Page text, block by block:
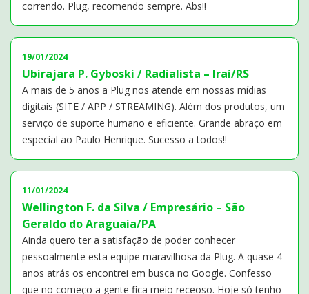
correndo. Plug, recomendo sempre. Abs!!
19/01/2024
Ubirajara P. Gyboski / Radialista – Iraí/RS
A mais de 5 anos a Plug nos atende em nossas mídias
digitais (SITE / APP / STREAMING). Além dos produtos, um
serviço de suporte humano e eficiente. Grande abraço em
especial ao Paulo Henrique. Sucesso a todos!!
11/01/2024
Wellington F. da Silva / Empresário – São
Geraldo do Araguaia/PA
Ainda quero ter a satisfação de poder conhecer
pessoalmente esta equipe maravilhosa da Plug. A quase 4
anos atrás os encontrei em busca no Google. Confesso
que no começo a gente fica meio receoso. Hoje só tenho